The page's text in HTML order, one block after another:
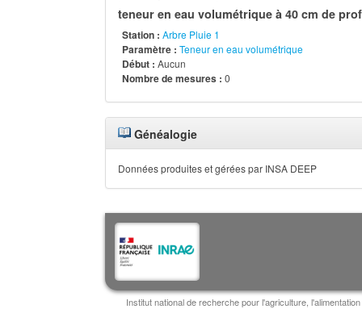
teneur en eau volumétrique à 40 cm de
Station : Arbre Pluie 1
Paramètre : Teneur en eau volumétrique
Début : Aucun
Nombre de mesures : 0
Généalogie
Données produites et gérées par INSA DEEP
Institut national de recherche pour l'agriculture,